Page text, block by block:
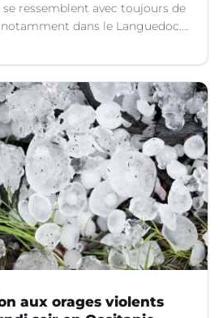
ressemblent avec toujours de
dans le Languedoc.
aux orages violents